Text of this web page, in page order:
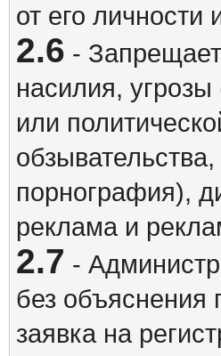
от его
2.6 -
насилия,
или
порнография),
реклама и
2.7 -
без объяснения
заявка на